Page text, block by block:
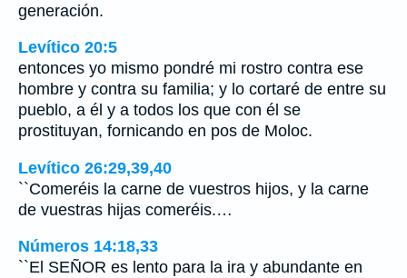
generación.
Levítico 20:5
entonces yo mismo pondré mi rostro contra ese
hombre y contra su familia; y lo cortaré de entre su
pueblo, a él y a todos los que con él se
prostituyan, fornicando en pos de Moloc.
Levítico 26:29,39,40
``Comeréis la carne de vuestros hijos, y la carne
de vuestras hijas comeréis.…
Números 14:18,33
``El SEÑOR es lento para la ira y abundante en